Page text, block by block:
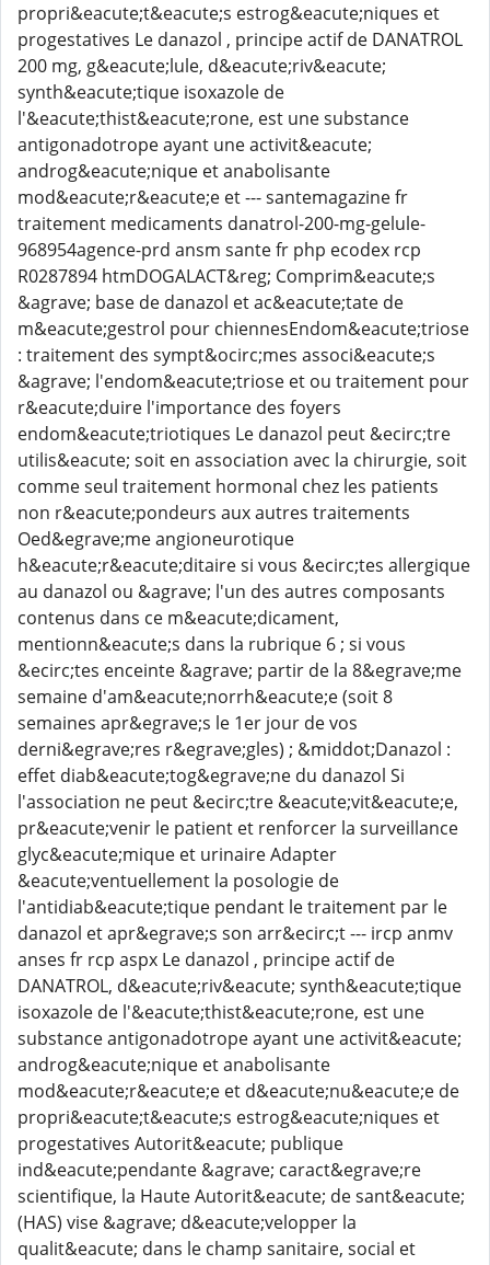
propri&eacute;t&eacute;s estrog&eacute;niques et
progestatives Le danazol , principe actif de DANATROL
200 mg, g&eacute;lule, d&eacute;riv&eacute;
synth&eacute;tique isoxazole de
l'&eacute;thist&eacute;rone, est une substance
antigonadotrope ayant une activit&eacute;
androg&eacute;nique et anabolisante
mod&eacute;r&eacute;e et --- santemagazine fr
traitement medicaments danatrol-200-mg-gelule-
968954agence-prd ansm sante fr php ecodex rcp
R0287894 htmDOGALACT&reg; Comprim&eacute;s
&agrave; base de danazol et ac&eacute;tate de
m&eacute;gestrol pour chiennesEndom&eacute;triose
: traitement des sympt&ocirc;mes associ&eacute;s
&agrave; l'endom&eacute;triose et ou traitement pour
r&eacute;duire l'importance des foyers
endom&eacute;triotiques Le danazol peut &ecirc;tre
utilis&eacute; soit en association avec la chirurgie, soit
comme seul traitement hormonal chez les patients
non r&eacute;pondeurs aux autres traitements
Oed&egrave;me angioneurotique
h&eacute;r&eacute;ditaire si vous &ecirc;tes allergique
au danazol ou &agrave; l'un des autres composants
contenus dans ce m&eacute;dicament,
mentionn&eacute;s dans la rubrique 6 ; si vous
&ecirc;tes enceinte &agrave; partir de la 8&egrave;me
semaine d'am&eacute;norrh&eacute;e (soit 8
semaines apr&egrave;s le 1er jour de vos
derni&egrave;res r&egrave;gles) ; &middot;Danazol :
effet diab&eacute;tog&egrave;ne du danazol Si
l'association ne peut &ecirc;tre &eacute;vit&eacute;e,
pr&eacute;venir le patient et renforcer la surveillance
glyc&eacute;mique et urinaire Adapter
&eacute;ventuellement la posologie de
l'antidiab&eacute;tique pendant le traitement par le
danazol et apr&egrave;s son arr&ecirc;t --- ircp anmv
anses fr rcp aspx Le danazol , principe actif de
DANATROL, d&eacute;riv&eacute; synth&eacute;tique
isoxazole de l'&eacute;thist&eacute;rone, est une
substance antigonadotrope ayant une activit&eacute;
androg&eacute;nique et anabolisante
mod&eacute;r&eacute;e et d&eacute;nu&eacute;e de
propri&eacute;t&eacute;s estrog&eacute;niques et
progestatives Autorit&eacute; publique
ind&eacute;pendante &agrave; caract&egrave;re
scientifique, la Haute Autorit&eacute; de sant&eacute;
(HAS) vise &agrave; d&eacute;velopper la
qualit&eacute; dans le champ sanitaire, social et